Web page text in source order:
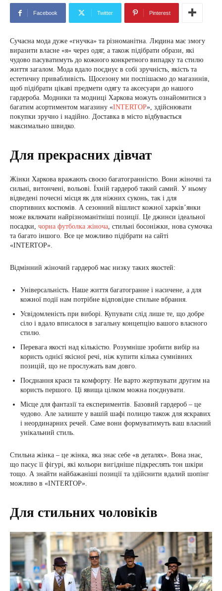
Facebook Twitter Pinterest
Сучасна мода дуже «гнучка» та різноманітна. Людина має змогу
виразити власне «я» через одяг, а також підібрати образи, які
чудово пасуватимуть до кожного конкретного випадку та стилю
життя загалом. Мода вдало поєднує в собі зручність, якість та
естетичну привабливість. Щосезону ми поспішаємо до магазинів,
щоб підібрати цікаві предмети одягу та аксесуари до нашого
гардероба. Модники та модниці Харкова можуть ознайомитися з
багатим асортиментом магазину «INTERTOP», здійснювати
покупки зручно і надійно. Доставка в місто відбувається
максимально швидко.
Для прекрасних дівчат
Жінки Харкова вражають своєю багатогранністю. Вони жіночні та
сильні, витончені, вольові. Їхній гардероб такий самий. У ньому
відведені почесні місця як для ніжних суконь, так і для
спортивних костюмів. А сезонний вішлист кожної харків’янки
може включати найрізноманітніші позиції. Це джинси ідеальної
посадки, чорна футболка жіноча, стильні босоніжки, нова сумочка
та багато іншого. Все це можливо підібрати на сайті
«INTERTOP».
Відмінний жіночий гардероб має низку таких якостей:
Універсальність. Наше життя багатогранне і насичене, а для
кожної події нам потрібне відповідне стильне вбрання.
Усвідомленість при виборі. Купувати слід лише те, що добре
сіло і вдало вписалося в загальну концепцію вашого власного
стилю.
Перевага якості над кількістю. Розумніше зробити вибір на
користь однієї якісної речі, ніж купити кілька сумнівних
позицій, що не прослужать вам довго.
Поєднання краси та комфорту. Не варто жертвувати другим на
користь першого. Ці явища цілком можна поєднувати.
Місце для фантазії та експериментів. Базовий гардероб – це
чудово. Але залиште у вашій шафі полицю також для яскравих
і неординарних речей. Саме вони формуватимуть ваш власний
унікальний стиль.
Стильна жінка – це жінка, яка знає себе «в деталях». Вона знає,
що пасує її фігурі, які кольори вигідніше підкреслять тон шкіри
тощо. А знайти найбажаніші позиції та здійснити вдалий шопінг
можливо в «INTERTOP».
Для стильних чоловіків